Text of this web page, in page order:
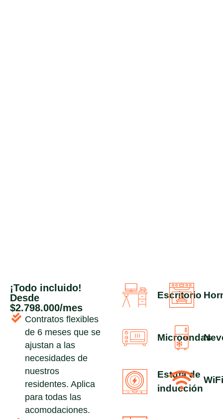
¡Todo incluido!
Desde
$2.798.000/mes
Contratos flexibles
de 6 meses que se
ajustan a las
necesidades de
nuestros
residentes. Aplica
para todas las
acomodaciones.
Escritorio
Microondas
Estufa de
inducción